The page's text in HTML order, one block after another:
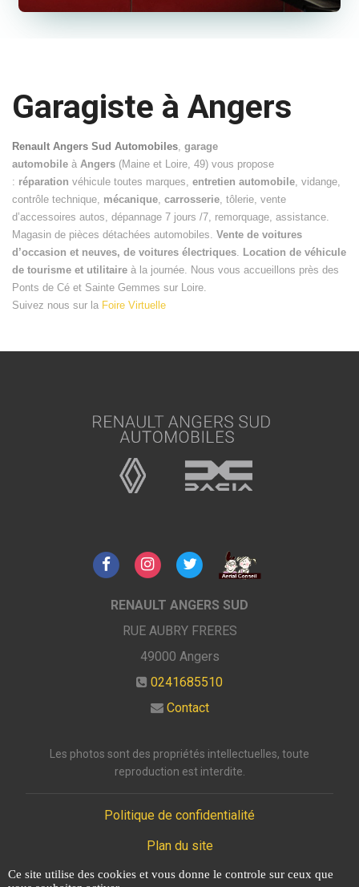
Ce site utilise des cookies et vous donne le controle sur ceux que
Garagiste à Angers
Renault Angers Sud Automobiles garage
automobile à Angers (Maine et Loire, 49) vous propose
: réparation véhicule toutes marques, entretien automobile , vidange,
contrôle technique, mécanique carrosserie , tôlerie, vente
d’accessoires autos, dépannage 7 jours /7, remorquage, assistance.
Magasin de pièces détachées automobiles. Vente de voitures
d’occasion et neuves, de voitures électriques Location de véhicule
de tourisme et utilitaire à la journée. Nous vous accueillons près des
Ponts de Cé et Sainte Gemmes sur Loire.
Suivez nous sur la Foire Virtuelle
RENAULT ANGERS SUD
RUE AUBRY FRERES
49000 Angers
0241685510
Contact
Les photos sont des propriétés intellectuelles, toute
reproduction est interdite.
Politique de confidentialité
Plan du site
Mentions légales